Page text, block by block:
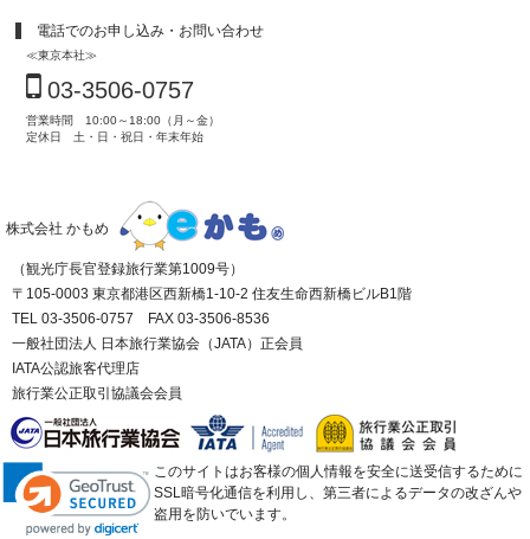
電話でのお申し込み・お問い合わせ
≪東京本社≫
03-3506-0757
営業時間 10:00～18:00（月～金）
定休日 土・日・祝日・年末年始
株式会社 かもめ
（観光庁長官登録旅行業第1009号）
〒105-0003 東京都港区西新橋1-10-2 住友生命西新橋ビルB1階
TEL 03-3506-0757 FAX 03-3506-8536
一般社団法人 日本旅行業協会（JATA）正会員
IATA公認旅客代理店
旅行業公正取引協議会会員
このサイトはお客様の個人情報を安全に送受信するために
SSL暗号化通信を利用し、第三者によるデータの改ざんや
盗用を防いでいます。